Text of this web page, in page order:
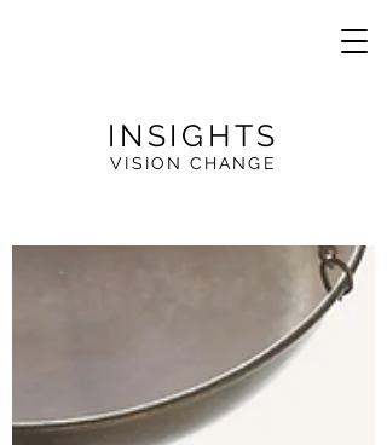
VE R
INSIGHTS
VISION CHANGE